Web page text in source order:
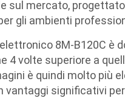
sul mercato,
gli ambienti
8M-B120C è
4 volte superiore a
è quindi molto più
vantaggi significativi